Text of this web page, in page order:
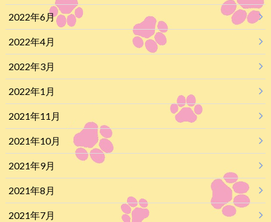
2022年6月
2022年4月
2022年3月
2022年1月
2021年11月
2021年10月
2021年9月
2021年8月
2021年7月